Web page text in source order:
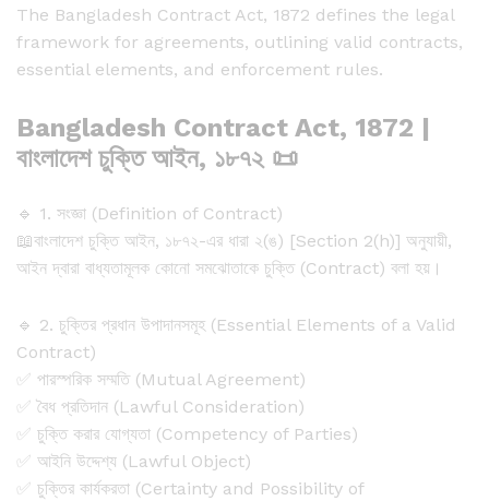
The Bangladesh Contract Act, 1872 defines the legal
framework for agreements, outlining valid contracts,
essential elements, and enforcement rules.
Bangladesh Contract Act, 1872 |
বাংলাদেশ চুক্তি আইন, ১৮৭২ 📜
🔹 1. সংজ্ঞা (Definition of Contract)
📖বাংলাদেশ চুক্তি আইন, ১৮৭২-এর ধারা ২(ঙ) [Section 2(h)] অনুযায়ী,
আইন দ্বারা বাধ্যতামূলক কোনো সমঝোতাকে চুক্তি (Contract) বলা হয়।
🔹 2. চুক্তির প্রধান উপাদানসমূহ (Essential Elements of a Valid
Contract)
✅ পারস্পরিক সম্মতি (Mutual Agreement)
✅ বৈধ প্রতিদান (Lawful Consideration)
✅ চুক্তি করার যোগ্যতা (Competency of Parties)
✅ আইনি উদ্দেশ্য (Lawful Object)
✅ চুক্তির কার্যকরতা (Certainty and Possibility of